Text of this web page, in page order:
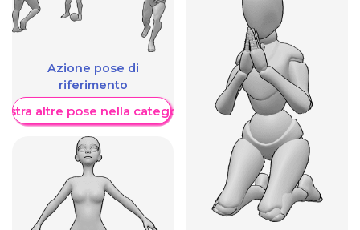
Azione pose di
riferimento
altre pose nella categoria